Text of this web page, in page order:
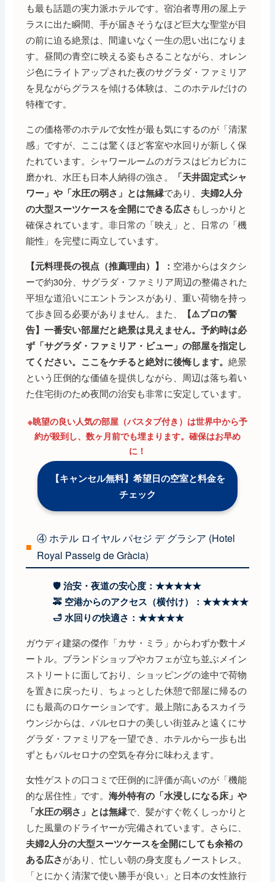
も最も話題の実力派ホテルです。宿泊者専用の屋上テ
ラスに出た瞬間、手が届きそうなほど巨大な聖堂が目
の前に迫る絶景は、間違いなく一生の思い出になりま
す。昼間の青空に映える姿もさることながら、オレン
ジ色にライトアップされた夜のサグラダ・ファミリア
を見ながらグラスを傾ける体験は、このホテルだけの
特権です。
この価格帯のホテルで女性が最も気にするのが「清潔
感」ですが、ここは驚くほど客室や水回りが新しく保
たれています。シャワールームのガラスはピカピカに
磨かれ、水圧も日本人納得の強さ。
「天井固定式シャ
ワー」や「水圧の弱さ」とは無縁であり、 夫婦2人分
の大型スーツケースを全開にできる広さ もしっかりと
確保されています。非日常の「映え」と、日常の「機
能性」を完璧に両立しています。
【元料理長の視点（推薦理由）】： 空港からはタクシ
ーで約30分、サグラダ・ファミリア周辺の整備された
平坦な道沿いにエントランスがあり、重い荷物を持っ
て歩き回る必要がありません。また、
【⚠️プロの警
告】一番安い部屋だと絶景は見えません。予約時は必
ず「サグラダ・ファミリア・ビュー」の部屋を指定し
てください。ここをケチると絶対に後悔します。絶景
という圧倒的な価値を提供しながら、周辺は落ち着い
た住宅街のため夜間の治安も非常に安定しています。
※眺望の良い人気の部屋（バスタブ付き）は世界中から予
約が殺到し、数ヶ月前でも埋まります。確保はお早め
に！
【キャンセル無料】希望日の空室と料金を
チェック
■
④ ホテル ロイヤル パセジ デ グラシア (Hotel
Royal Passeig de Gràcia)
🛡️ 治安・夜道の安心度：★★★★★
🚕 空港からのアクセス（横付け）：★★★★★
🛁 水回りの快適さ：★★★★★
ガウディ建築の傑作「カサ・ミラ」からわずか数十メ
ートル。ブランドショップやカフェが立ち並ぶメイン
ストリートに面しており、ショッピングの途中で荷物
を置きに戻ったり、ちょっとした休憩で部屋に帰るの
にも最高のロケーションです。最上階にあるスカイラ
ウンジからは、バルセロナの美しい街並みと遠くにサ
グラダ・ファミリアを一望でき、ホテルから一歩も出
ずともバルセロナの空気を存分に味わえます。
女性ゲストの口コミで圧倒的に評価が高いのが「機能
的な居住性」です。海外特有の「水浸しになる床」や
「水圧の弱さ」とは無縁で、髪がすぐ乾くしっかりと
した風量のドライヤーが完備されています。さらに、
夫婦2人分の大型スーツケースを全開にしても余裕の
ある広さがあり、忙しい朝の身支度もノーストレス。
「とにかく清潔で使い勝手が良い」と日本の女性旅行